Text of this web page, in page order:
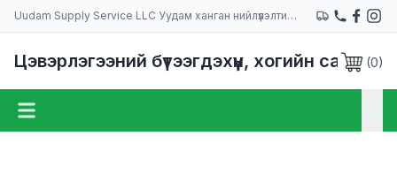
Uudam Supply Service LLC Уудам ханган нийлүүлэлтийн компани
Цэвэрлэгээний бүтээгдэхүүн, хогийн сав (0)